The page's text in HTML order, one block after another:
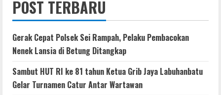
POST TERBARU
Gerak Cepat Polsek Sei Rampah, Pelaku Pembacokan
Nenek Lansia di Betung Ditangkap
Sambut HUT RI ke 81 tahun Ketua Grib Jaya Labuhanbatu
Gelar Turnamen Catur Antar Wartawan